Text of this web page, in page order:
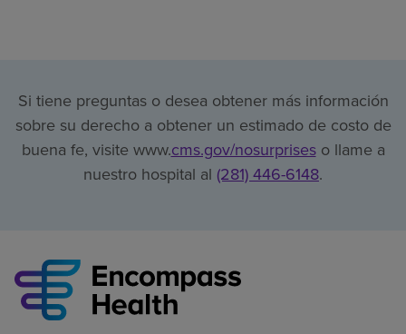
Si tiene preguntas o desea obtener más información
sobre su derecho a obtener un estimado de costo de
buena fe, visite www.cms.gov/nosurpriseso llame a
nuestro hospital al (281) 446-6148.